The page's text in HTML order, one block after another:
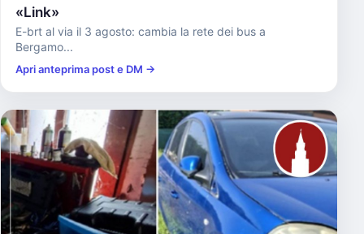
«Link»
E-brt al via il 3 agosto: cambia la rete dei bus a
Bergamo...
Apri anteprima post e DM →